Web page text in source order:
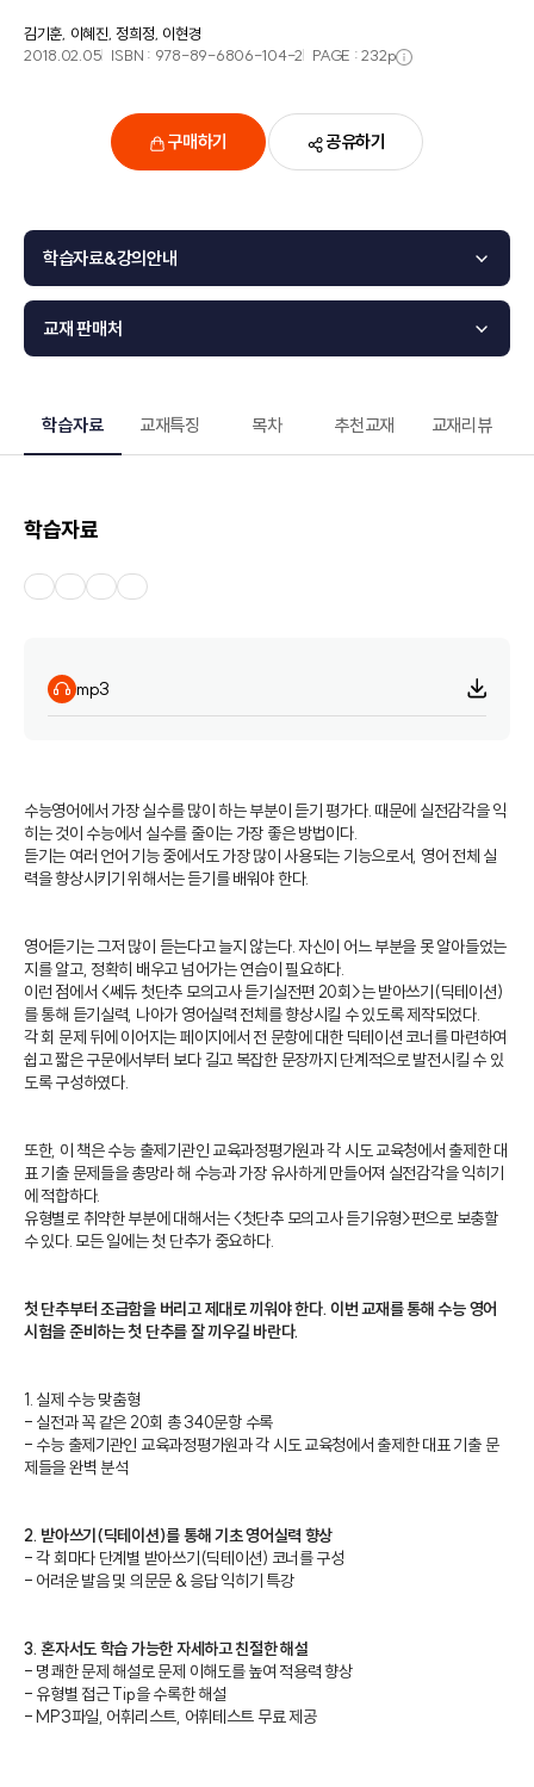
김기훈, 이혜진, 정희정, 이현경
2018.02.05 ISBN : 978-89-6806-104-2 PAGE :232p
구매하기 공유하기
학습자료&강의안내
교재 판매처
학습자료 교재특징 목차 추천교재 교재리뷰
학습자료
mp3
수능영어에서 가장 실수를 많이 하는 부분이 듣기 평가다. 때문에 실전감각을 익
히는 것이 수능에서 실수를 줄이는 가장 좋은 방법이다.
듣기는 여러 언어 기능 중에서도 가장 많이 사용되는 기능으로서, 영어 전체 실
력을 향상시키기 위해서는 듣기를 배워야 한다.
영어듣기는 그저 많이 듣는다고 늘지 않는다. 자신이 어느 부분을 못 알아들었는
지를 알고, 정확히 배우고 넘어가는 연습이 필요하다.
이런 점에서 <쎄듀 첫단추 모의고사 듣기실전편 20회>는 받아쓰기(딕테이션)
를 통해 듣기실력, 나아가 영어실력 전체를 향상시킬 수 있도록 제작되었다.
각 회 문제 뒤에 이어지는 페이지에서 전 문항에 대한 딕테이션 코너를 마련하여
쉽고 짧은 구문에서부터 보다 길고 복잡한 문장까지 단계적으로 발전시킬 수 있
도록 구성하였다.
또한, 이 책은 수능 출제기관인 교육과정평가원과 각 시도 교육청에서 출제한 대
표 기출 문제들을 총망라 해 수능과 가장 유사하게 만들어져 실전감각을 익히기
에 적합하다.
유형별로 취약한 부분에 대해서는 <첫단추 모의고사 듣기유형>편으로 보충할
수 있다. 모든 일에는 첫 단추가 중요하다.
첫 단추부터 조급함을 버리고 제대로 끼워야 한다. 이번 교재를 통해 수능 영어
시험을 준비하는 첫 단추를 잘 끼우길 바란다.
1. 실제 수능 맞춤형
- 실전과 꼭 같은 20회 총 340문항 수록
- 수능 출제기관인 교육과정평가원과 각 시도 교육청에서 출제한 대표 기출 문
제들을 완벽 분석
2. 받아쓰기(딕테이션)를 통해 기초 영어실력 향상
- 각 회마다 단계별 받아쓰기(딕테이션) 코너를 구성
- 어려운 발음 및 의문문 & 응답 익히기 특강
3. 혼자서도 학습 가능한 자세하고 친절한 해설
- 명쾌한 문제 해설로 문제 이해도를 높여 적용력 향상
- 유형별 접근 Tip을 수록한 해설
- MP3파일, 어휘리스트, 어휘테스트 무료 제공